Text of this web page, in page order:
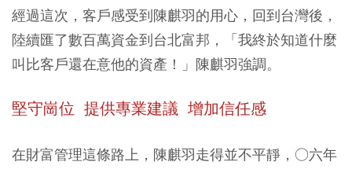
經過這次，客戶感受到陳麒羽的用心，回到台灣後，
陸續匯了數百萬資金到台北富邦，「我終於知道什麼
叫比客戶還在意他的資產！」陳麒羽強調。
堅守崗位 提供專業建議 增加信任感
在財富管理這條路上，陳麒羽走得並不平靜，○六年